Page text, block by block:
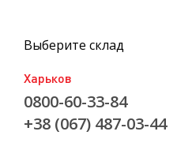
Выберите склад
0800-60-33-84
+38 (067) 487-03-44